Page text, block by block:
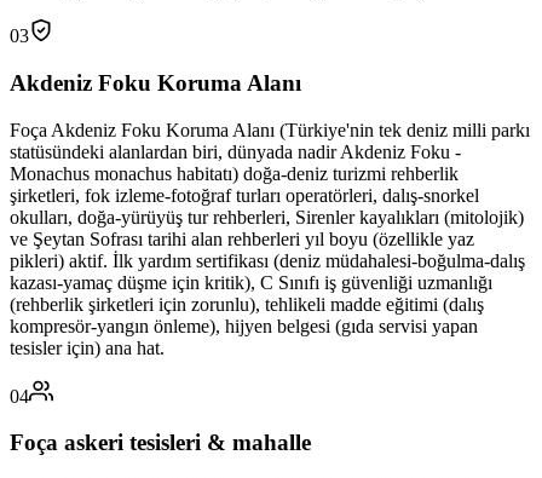
03
Akdeniz Foku Koruma Alanı
Foça Akdeniz Foku Koruma Alanı (Türkiye'nin tek deniz milli parkı
statüsündeki alanlardan biri, dünyada nadir Akdeniz Foku -
Monachus monachus habitatı) doğa-deniz turizmi rehberlik
şirketleri, fok izleme-fotoğraf turları operatörleri, dalış-snorkel
okulları, doğa-yürüyüş tur rehberleri, Sirenler kayalıkları (mitolojik)
ve Şeytan Sofrası tarihi alan rehberleri yıl boyu (özellikle yaz
pikleri) aktif. İlk yardım sertifikası (deniz müdahalesi-boğulma-dalış
kazası-yamaç düşme için kritik), C Sınıfı iş güvenliği uzmanlığı
(rehberlik şirketleri için zorunlu), tehlikeli madde eğitimi (dalış
kompresör-yangın önleme), hijyen belgesi (gıda servisi yapan
tesisler için) ana hat.
04
Foça askeri tesisleri & mahalle